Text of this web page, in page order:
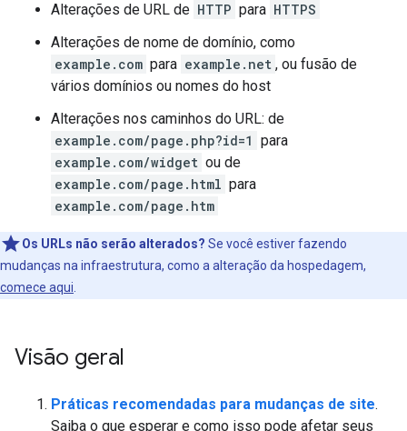
Alterações de URL de HTTP para HTTPS
Alterações de nome de domínio, como
example.com para example.net , ou fusão de
vários domínios ou nomes do host
Alterações nos caminhos do URL: de
example.com/page.php?id=1 para
example.com/widget ou de
example.com/page.html para
example.com/page.htm
Os URLs não serão alterados? Se você estiver fazendo
mudanças na infraestrutura, como a alteração da hospedagem,
comece aqui
Visão geral
Práticas recomendadas para mudanças de site.
Saiba o que esperar e como isso pode afetar seus